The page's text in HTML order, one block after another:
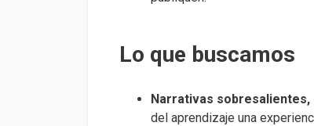
Lo que buscamos
Narrativas
del aprendizaje una